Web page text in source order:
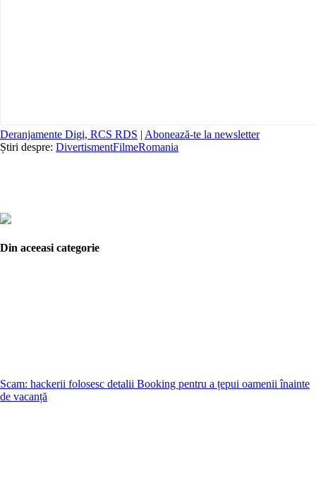
Deranjamente Digi, RCS RDS | Abonează-te la newsletter
Știri despre: DivertismentFilmeRomania
Din aceeasi categorie
Scam: hackerii folosesc detalii Booking pentru a țepui oamenii înainte
de vacanță